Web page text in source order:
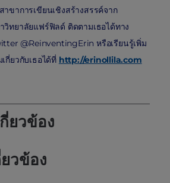
าขาการเขียนเชิงสร้างสรรค์จาก
วิทยาลัยแฟร์ฟิลด์ ติดตามเธอได้ทาง
@ReinventingErin หรือเรียนรู้เพิ่ม
เกี่ยวกับเธอได้ที่ http://erinollila.com
ยวข้อง
วข้อง